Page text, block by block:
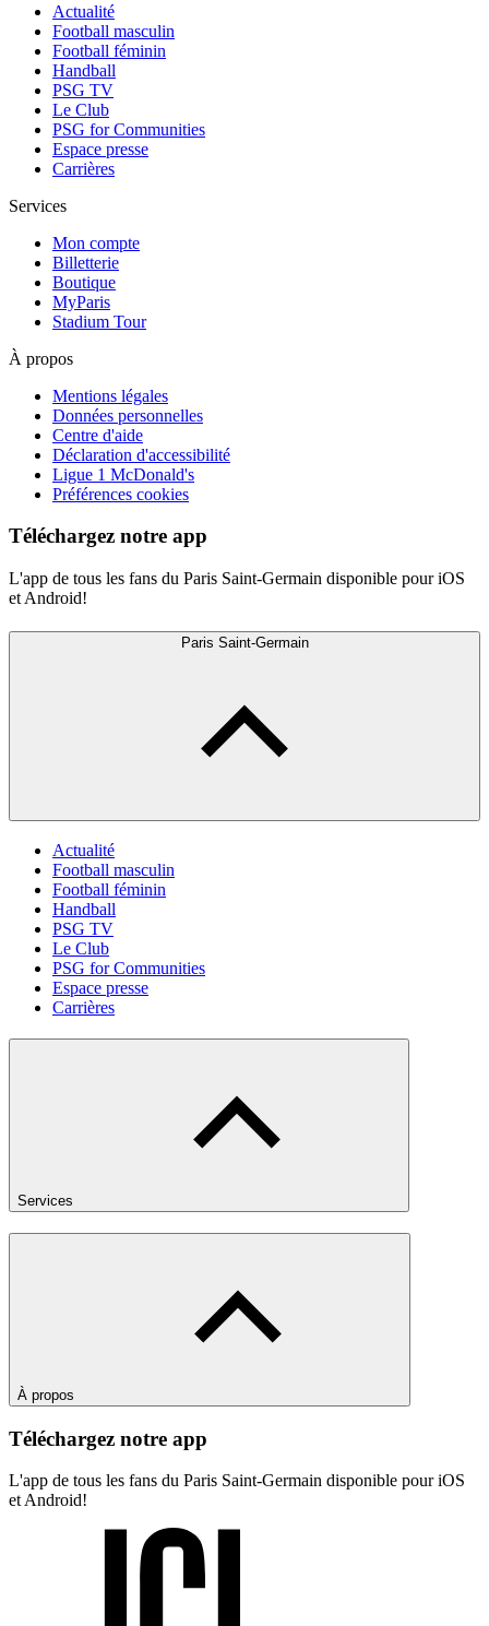
Actualité
Football masculin
Football féminin
Handball
PSG TV
Le Club
PSG for Communities
Espace presse
Carrières
Services
Mon compte
Billetterie
Boutique
MyParis
Stadium Tour
À propos
Mentions légales
Données personnelles
Centre d'aide
Déclaration d'accessibilité
Ligue 1 McDonald's
Préférences cookies
Téléchargez notre app
L'app de tous les fans du Paris Saint-Germain disponible pour iOS
et Android!
Paris Saint-Germain
Actualité
Football masculin
Football féminin
Handball
PSG TV
Le Club
PSG for Communities
Espace presse
Carrières
Services
À propos
Téléchargez notre app
L'app de tous les fans du Paris Saint-Germain disponible pour iOS
et Android!